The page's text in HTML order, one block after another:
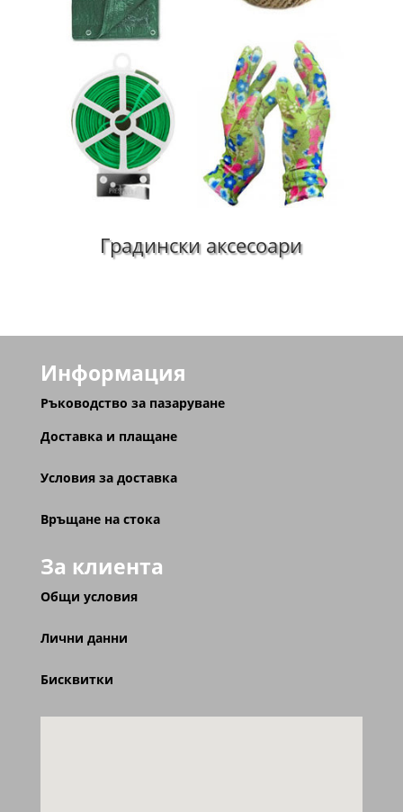
Градински аксесоари
Информация
Ръководство за пазаруване
Доставка и плащане
Условия за доставка
Връщане на стока
За клиента
Общи условия
Лични данни
Бисквитки